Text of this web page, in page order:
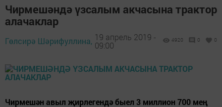
Чирмешәндә үзсалым акчасына трактор
алачаклар
Гөлсирә Шәрифуллина, 19 апрель 2019 -
09:00
4920 0 0
Чирмешән авыл җирлегендә быел 3 миллион 700 мең